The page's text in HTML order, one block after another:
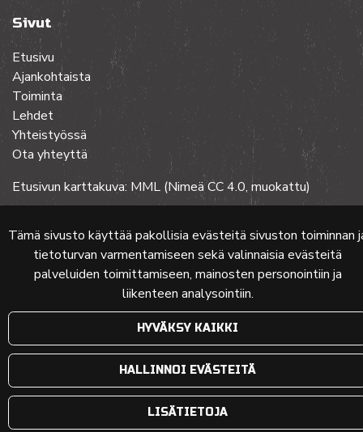
Tämä sivusto käyttää pakollisia evästeitä sivuston toiminnan
tietoturvan varmentamiseen sekä valinnaisia evästeitä
palveluiden toimittamiseen, mainosten personointiin ja
liikenteen analysointiin.
HYVÄKSY KAIKKI
HALLINNOI EVÄSTEITÄ
LISÄTIETOJA
Sivut
Etusivu
Ajankohtaista
Toiminta
Lehdet
Yhteistyössä
Ota yhteyttä
Etusivun karttakuva: MML (Nimeä CC 4.0, muokattu)
© 2024 PKMT | Verkkosivu atFlow Oy